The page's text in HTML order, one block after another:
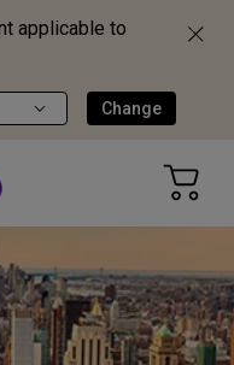
applicable to
Change